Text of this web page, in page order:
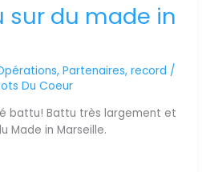
sur du made in
, Partenaires, record /
Du Coeur
battu! Battu très largement et
Made in Marseille.